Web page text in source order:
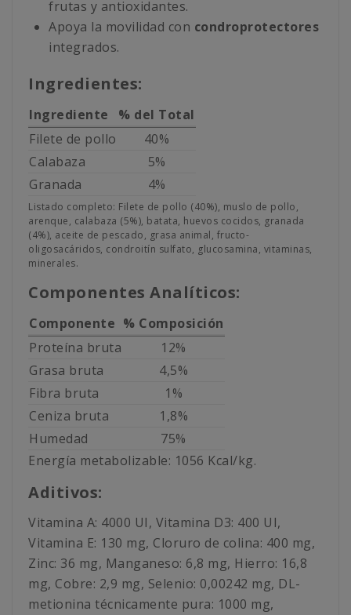
frutas y antioxidantes.
Apoya la movilidad con condroprotectores
integrados.
Ingredientes:
Ingrediente
% del Total
Filete de pollo
40%
Calabaza
5%
Granada
4%
Listado completo: Filete de pollo (40%), muslo de pollo,
arenque, calabaza (5%), batata, huevos cocidos, granada
(4%), aceite de pescado, grasa animal, fructo-
oligosacáridos, condroitín sulfato, glucosamina, vitaminas,
minerales.
Componentes Analíticos:
Componente % Composición
Proteína bruta
12%
Grasa bruta
4,5%
Fibra bruta
1%
Ceniza bruta
1,8%
Humedad
75%
Energía metabolizable: 1056 Kcal/kg.
Aditivos:
Vitamina A: 4000 UI, Vitamina D3: 400 UI,
Vitamina E: 130 mg, Cloruro de colina: 400 mg,
Zinc: 36 mg, Manganeso: 6,8 mg, Hierro: 16,8
mg, Cobre: 2,9 mg, Selenio: 0,00242 mg, DL-
metionina técnicamente pura: 1000 mg,